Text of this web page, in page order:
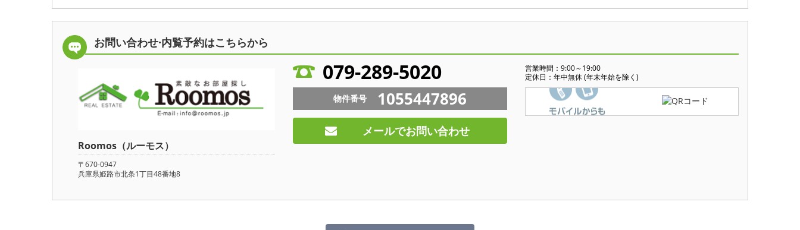
お問い合わせ·内覧予約はこちらから
Roomos（ルーモス）
〒670-0947
兵庫県姫路市北条1丁目48番地8
079-289-5020
営業時間：9:00～19:00
定休日：年中無休 (年末年始を除く)
物件番号 1055447896
メールでお問い合わせ